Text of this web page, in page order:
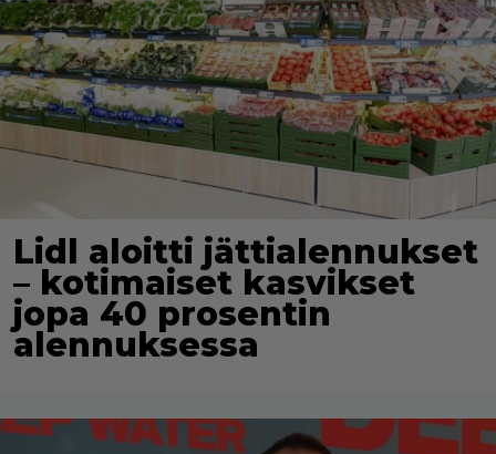
Lidl aloitti jättialennukset
– kotimaiset kasvikset
jopa 40 prosentin
alennuksessa